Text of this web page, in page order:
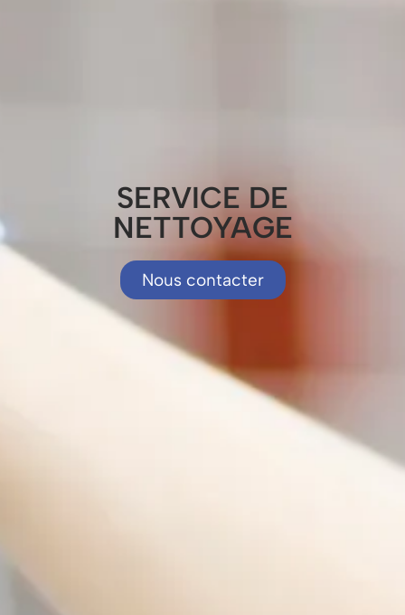
SERVICE DE
NETTOYAGE
Nous contacter